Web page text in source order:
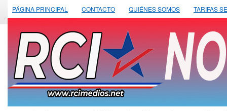
PÁGINA PRINCIPAL CONTACTO QUIÉNES SOMOS TARIFAS